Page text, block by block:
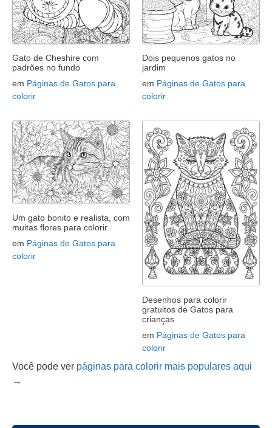
Gato de Cheshire com
padrões no fundo
em Páginas de Gatos para
colorir
Dois pequenos gatos no
jardim
em Páginas de Gatos para
colorir
Um gato bonito e realista, com
muitas flores para colorir.
em Páginas de Gatos para
colorir
Desenhos para colorir
gratuitos de Gatos para
crianças
em Páginas de Gatos para
colorir
Você pode ver páginas para colorir mais populares aqui
→